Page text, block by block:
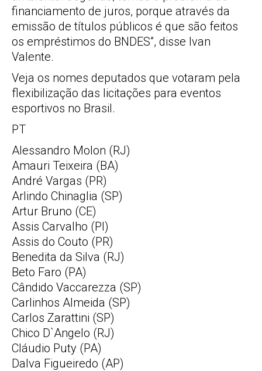
financiamento de juros, porque através da
emissão de títulos públicos é que são feitos
os empréstimos do BNDES”, disse Ivan
Valente.
Veja os nomes deputados que votaram pela
flexibilização das licitações para eventos
esportivos no Brasil.
PT
Alessandro Molon (RJ)
Amauri Teixeira (BA)
André Vargas (PR)
Arlindo Chinaglia (SP)
Artur Bruno (CE)
Assis Carvalho (PI)
Assis do Couto (PR)
Benedita da Silva (RJ)
Beto Faro (PA)
Cândido Vaccarezza (SP)
Carlinhos Almeida (SP)
Carlos Zarattini (SP)
Chico D`Angelo (RJ)
Cláudio Puty (PA)
Dalva Figueiredo (AP)